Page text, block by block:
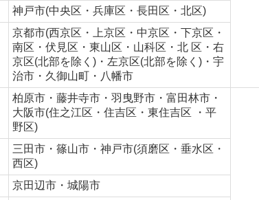
神戸市(中央区・兵庫区・長田区・北区)
京都市(西京区・上京区・中京区・下京区・
南区・伏見区・東山区・山科区・北 区・右
京区(北部を除く)・左京区(北部を除く)・宇
治市・久御山町・八幡市
柏原市・藤井寺市・羽曳野市・富田林市・
大阪市(住之江区・住吉区・東住吉区 ・平
野区)
三田市・篠山市・神戸市(須磨区・垂水区・
西区)
京田辺市・城陽市